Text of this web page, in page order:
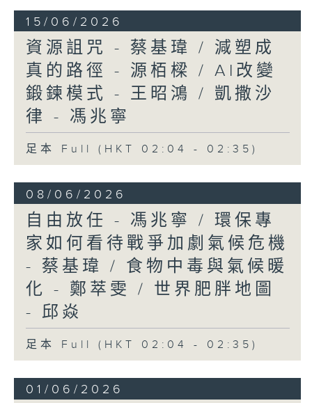
15/06/2026
資源詛咒 - 蔡基瑋 / 減塑成
真的路徑 - 源栢樑 / AI改變
鍛鍊模式 - 王昭鴻 / 凱撒沙
律 - 馮兆寧
足本 Full (HKT 02:04 - 02:35)
08/06/2026
自由放任 - 馮兆寧 / 環保專
家如何看待戰爭加劇氣候危機
- 蔡基瑋 / 食物中毒與氣候暖
化 - 鄭萃雯 / 世界肥胖地圖
- 邱焱
足本 Full (HKT 02:04 - 02:35)
01/06/2026